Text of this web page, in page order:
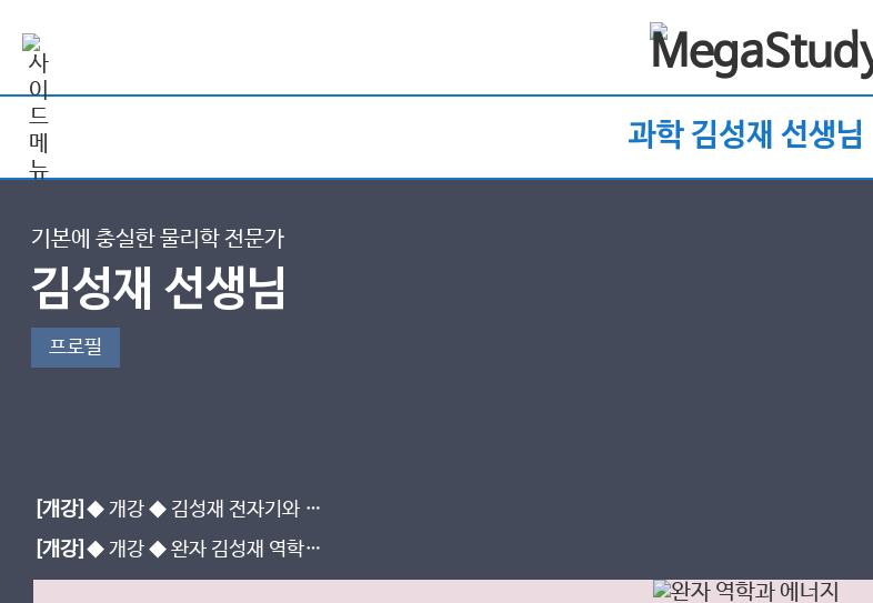
과학 김성재 선생님
기본에 충실한 물리학 전문가
김성재 선생님
프로필
[개강] ◆ 개강 ◆ 김성재 전자기와 양
자 - 중간대비반 (진로선택)
[개강] ◆ 개강 ◆ 완자 김성재 역학과